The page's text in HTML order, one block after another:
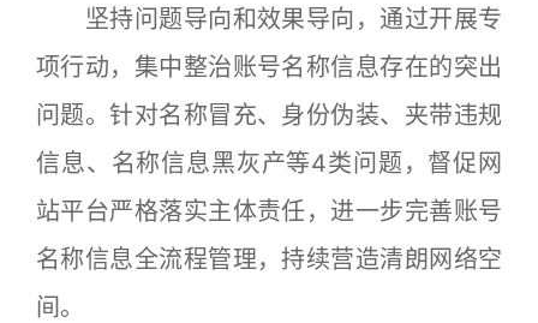
坚持问题导向和效果导向，通过开展专
项行动，集中整治账号名称信息存在的突出
问题。针对名称冒充、身份伪装、夹带违规
信息、名称信息黑灰产等4类问题，督促网
站平台严格落实主体责任，进一步完善账号
名称信息全流程管理，持续营造清朗网络空
间。